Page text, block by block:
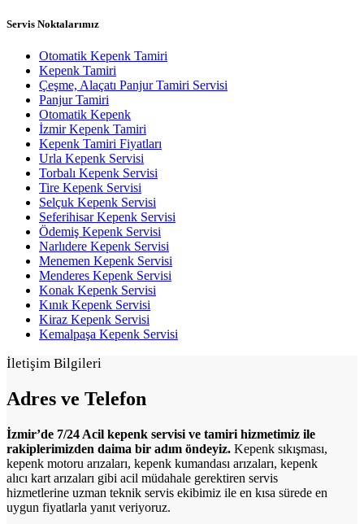
Servis Noktalarımız
Otomatik Kepenk Tamiri
Kepenk Tamiri
Çeşme, Alaçatı Panjur Tamiri Servisi
Panjur Tamiri
Otomatik Kepenk
İzmir Kepenk Tamiri
Kepenk Tamiri Fiyatları
Urla Kepenk Servisi
Torbalı Kepenk Servisi
Tire Kepenk Servisi
Selçuk Kepenk Servisi
Seferihisar Kepenk Servisi
Ödemiş Kepenk Servisi
Narlıdere Kepenk Servisi
Menemen Kepenk Servisi
Menderes Kepenk Servisi
Konak Kepenk Servisi
Kınık Kepenk Servisi
Kiraz Kepenk Servisi
Kemalpaşa Kepenk Servisi
İletişim Bilgileri
Adres ve Telefon
İzmir’de 7/24 Acil kepenk servisi ve tamiri hizmetimiz ile
rakiplerimizden daima bir adım öndeyiz. Kepenk sıkışması,
kepenk motoru arızaları, kepenk kumandası arızaları, kepenk
alıcı kart arızaları gibi acil müdahale gerektiren servis
hizmetlerine uzman teknik servis ekibimiz ile en kısa sürede en
uygun fiyatlarla yanıt veriyoruz.